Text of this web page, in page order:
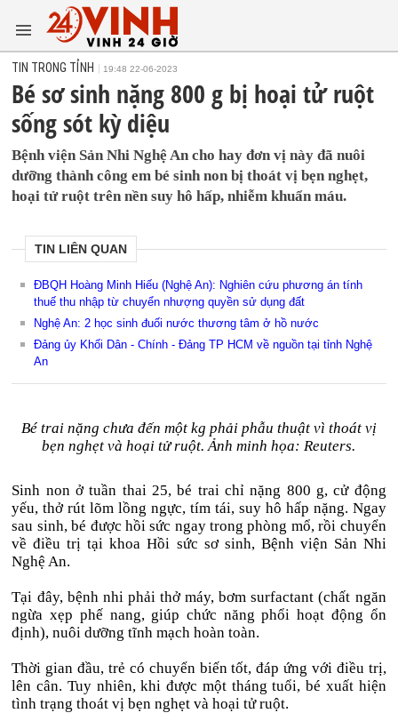
TIN TRONG TỈNH 19:48 22-06-2023
Bé sơ sinh nặng 800 g bị hoại tử ruột
sống sót kỳ diệu
Bệnh viện Sản Nhi Nghệ An cho hay đơn vị này đã nuôi
dưỡng thành công em bé sinh non bị thoát vị bẹn nghẹt,
hoại tử ruột trên nền suy hô hấp, nhiễm khuẩn máu.
TIN LIÊN QUAN
ĐBQH Hoàng Minh Hiếu (Nghệ An): Nghiên cứu phương án tính
thuế thu nhập từ chuyển nhượng quyền sử dụng đất
Nghệ An: 2 học sinh đuối nước thương tâm ở hồ nước
Đảng ủy Khối Dân - Chính - Đảng TP HCM về nguồn tại tỉnh Nghệ
An
Bé trai nặng chưa đến một kg phải phẫu thuật vì thoát vị
bẹn nghẹt và hoại tử ruột. Ảnh minh họa: Reuters.
Sinh non ở tuần thai 25, bé trai chỉ nặng 800 g, cử động
yếu, thở rút lõm lồng ngực, tím tái, suy hô hấp nặng. Ngay
sau sinh, bé được hồi sức ngay trong phòng mổ, rồi chuyển
về điều trị tại khoa Hồi sức sơ sinh, Bệnh viện Sản Nhi
Nghệ An.
Tại đây, bệnh nhi phải thở máy, bơm surfactant (chất ngăn
ngừa xẹp phế nang, giúp chức năng phổi hoạt động ổn
định), nuôi dưỡng tĩnh mạch hoàn toàn.
Thời gian đầu, trẻ có chuyển biến tốt, đáp ứng với điều trị,
lên cân. Tuy nhiên, khi được một tháng tuổi, bé xuất hiện
tình trạng thoát vị bẹn nghẹt và hoại tử ruột.